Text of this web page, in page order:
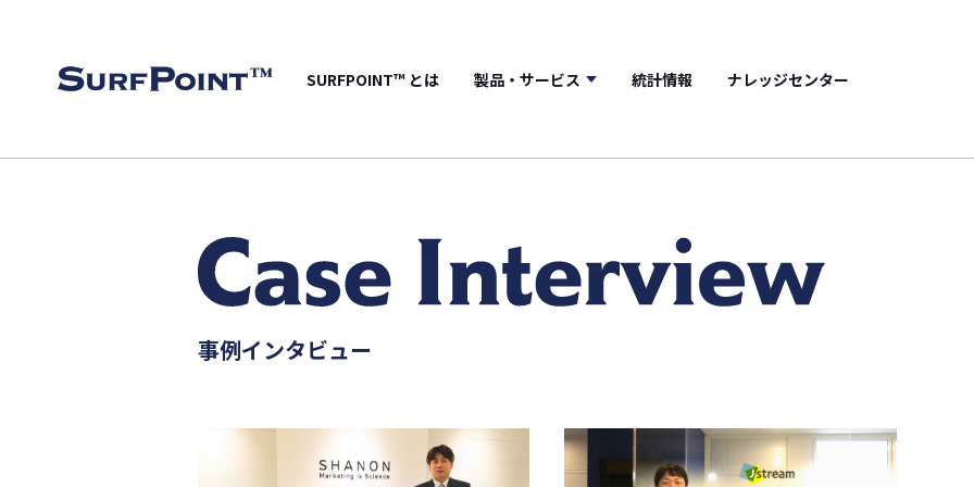
SURFPOINT™ とは 製品・サービス 統計情報 ナレッジセンター
事例インタビュー